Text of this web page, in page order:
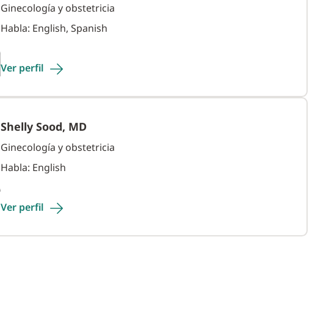
Ginecología y obstetricia
Habla: English, Spanish
Ver perfil
Shelly Sood, MD
Ginecología y obstetricia
Habla: English
Ver perfil